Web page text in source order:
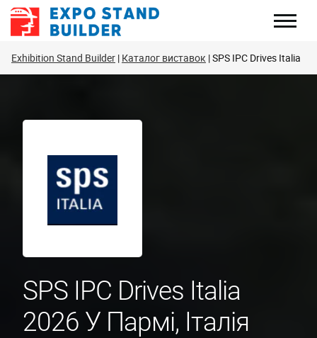
Перейти
Exhibition Stand Builder Каталог виставок SPS IPC Drives Italia
SPS IPC Drives Italia
2026 У Пармі, Італія